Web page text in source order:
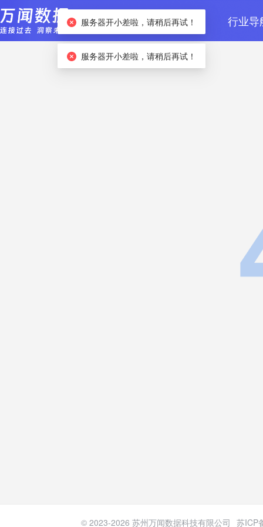
首页 数据检索 行业导
© 2023-2026 苏州万闻数据科技有限公司 苏ICP
服务器开小差啦，请稍后再试！
服务器开小差啦，请稍后再试！